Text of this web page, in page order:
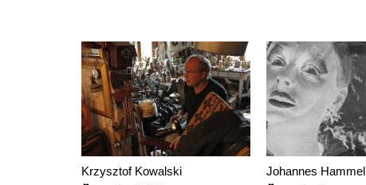
Krzysztof Kowalski Johannes Hammel